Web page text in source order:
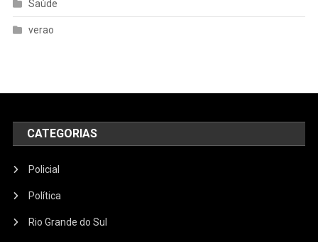
Saúde
verao
CATEGORIAS
Policial
Política
Rio Grande do Sul